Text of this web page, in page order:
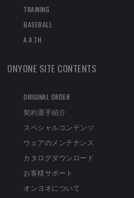
TRAINING
BASEBALL
A.A.TH
ONYONE SITE CONTENTS
ORIGINAL ORDER
契約選手紹介
スペシャルコンテンツ
ウェアのメンテナンス
カタログダウンロード
お客様サポート
オンヨネについて